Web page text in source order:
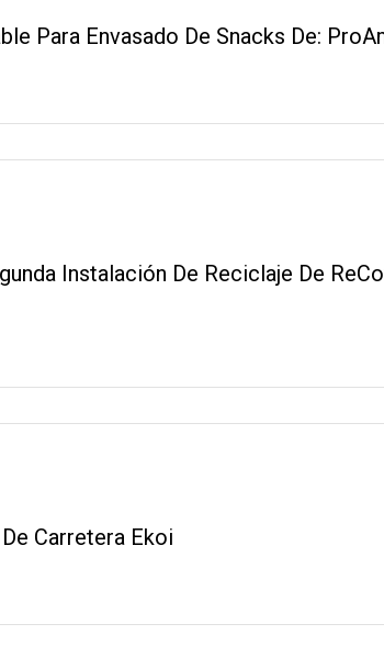
Para Envasado De Snacks De:
Instalación De Reciclaje De
Carretera Ekoi